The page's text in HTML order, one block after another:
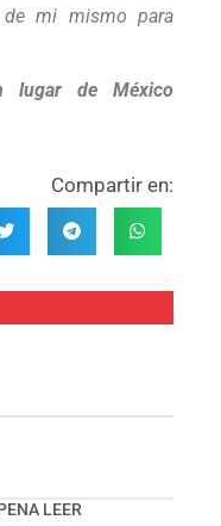
de mi mismo para
lugar de México
Compartir en:
LEER